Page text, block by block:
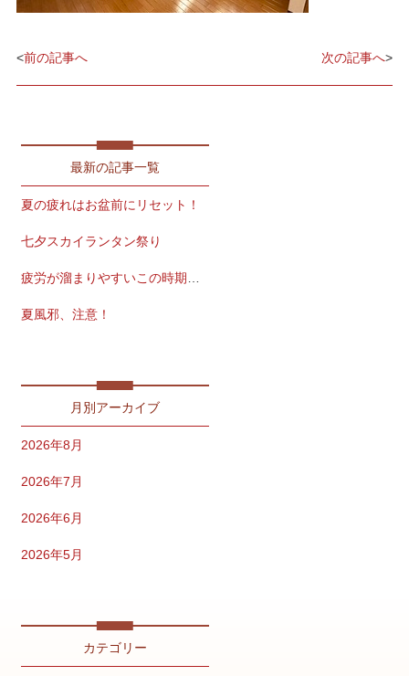
<前の記事へ 次の記事へ>
最新の記事一覧
夏の疲れはお盆前にリセット！
七夕スカイランタン祭り
疲労が溜まりやすいこの時期こそ
夏風邪、注意！
月別アーカイブ
2026年8月
2026年7月
2026年6月
2026年5月
2026年2月
2026年1月
カテゴリー